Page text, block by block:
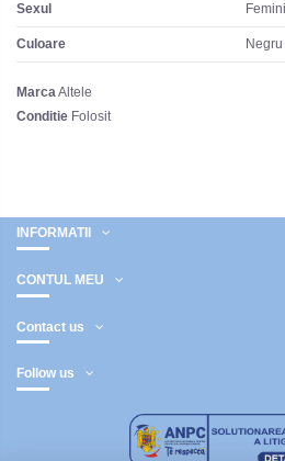
Sexul
Culoare Negru
MarcaAltele
Conditie Folosit
INFORMATII
CONTUL MEU
Contact us
Follow us